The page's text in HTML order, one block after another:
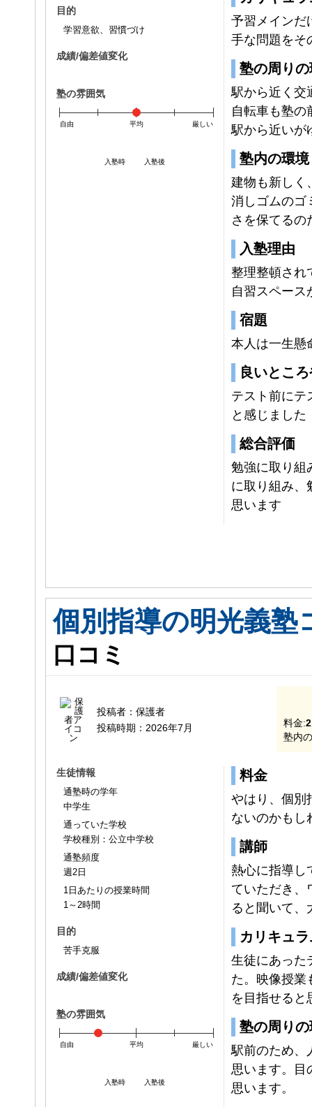
目的
学習意欲、習慣づけ
成績/偏差値変化
入塾時 入塾後
塾の雰囲気
自由 平均 厳しい
予習メインだ
手な問題をそ
塾の周り
駅から近く交
自転車も塾の
駅から近いが
塾内の環境
建物も新しく
消しゴムのゴ
さを保てるの
入塾理由
整理整頓され
自習スペース
宿題
本人は一生懸
良いとこ
テスト前にテ
と感じました
総合評価
勉強に取り組
に取り組み、
思います
個別指導の明光義塾
口コミ
投稿者： 保護者
投稿時期： 2026年7月 料金:
塾内
生徒情報
通塾時の学年
中学生
通っていた学校
学校種別：公立中学校
通塾頻度
週2日
1日あたりの授業時間
1～2時間
目的
苦手克服
成績/偏差値変化
入塾時 入塾後
塾の雰囲気
自由 平均 厳しい
料金
やはり、個別
ないのかもし
講師
熱心に指導し
ていただき、
ると聞いて、
カリキュ
生徒にあった
た。映像授業
を目指せると
塾の周り
駅前のため、
思います。目
思います。